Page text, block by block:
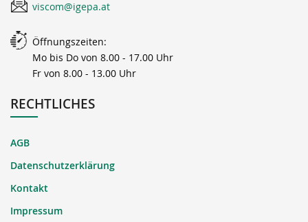
viscom@igepa.at
Öffnungszeiten:
Mo bis Do von 8.00 - 17.00 Uhr
Fr von 8.00 - 13.00 Uhr
RECHTLICHES
AGB
Datenschutzerklärung
Kontakt
Impressum